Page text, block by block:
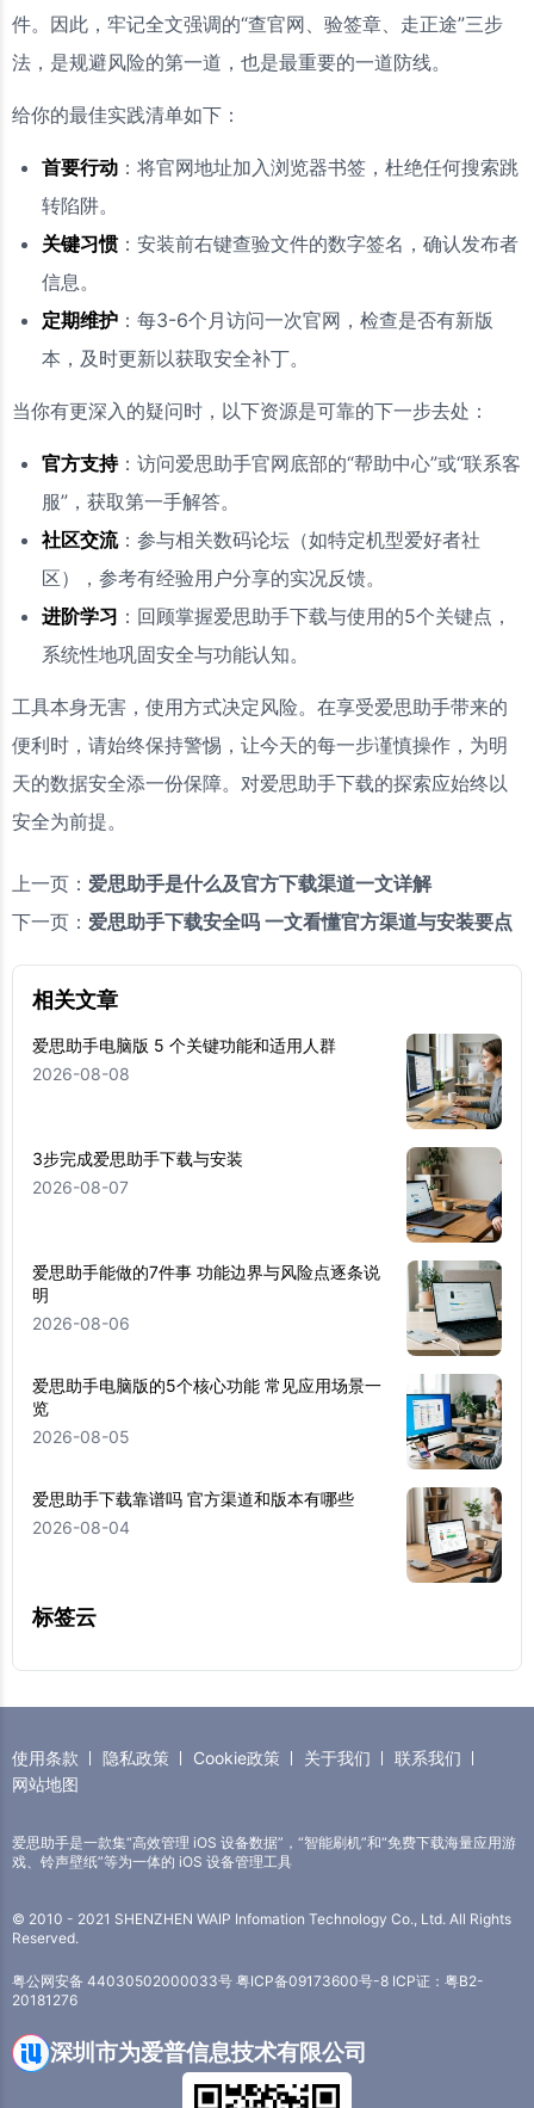
件。因此，牢记全文强调的“查官网、验签章、走正途”三步
法，是规避风险的第一道，也是最重要的一道防线。
给你的最佳实践清单如下：
首要行动 ：将官网地址加入浏览器书签，杜绝任何搜索跳
转陷阱。
关键习惯：安装前右键查验文件的数字签名，确认发布者
信息。
定期维护 ：每3-6个月访问一次官网，检查是否有新版
本，及时更新以获取安全补丁。
当你有更深入的疑问时，以下资源是可靠的下一步去处：
官方支持：访问爱思助手官网底部的“帮助中心”或“联系客
服”，获取第一手解答。
社区交流：参与相关数码论坛（如特定机型爱好者社
区），参考有经验用户分享的实况反馈。
进阶学习 ：回顾掌握爱思助手下载与使用的5个关键点，
系统性地巩固安全与功能认知。
工具本身无害，使用方式决定风险。在享受爱思助手带来的
便利时，请始终保持警惕，让今天的每一步谨慎操作，为明
天的数据安全添一份保障。对爱思助手下载的探索应始终以
安全为前提。
上一页： 爱思助手是什么及官方下载渠道一文详解
下一页： 爱思助手下载安全吗 一文看懂官方渠道与安装要点
相关文章
爱思助手电脑版 5 个关键功能和适用人群
2026-08-08
3步完成爱思助手下载与安装
2026-08-07
爱思助手能做的7件事 功能边界与风险点逐条说
明
2026-08-06
爱思助手电脑版的5个核心功能 常见应用场景一
览
2026-08-05
爱思助手下载靠谱吗 官方渠道和版本有哪些
2026-08-04
标签云
使用条款 隐私政策 Cookie政策 关于我们
联系我们
网站地图
爱思助手是一款集“高效管理 iOS 设备数据”，“智能刷机”和“免费下载海量应用游
戏、铃声壁纸”等为一体的 iOS 设备管理工具
© 2010 - 2021 SHENZHEN WAIP Infomation Technology Co., Ltd. All Rights
Reserved.
粤公网安备 44030502000033号 粤ICP备09173600号-8 ICP证：粤B2-
20181276
深圳市为爱普信息技术有限公司